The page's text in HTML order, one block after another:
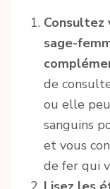
sage-
de
ou elle
sanguins
et vous
de fer qui